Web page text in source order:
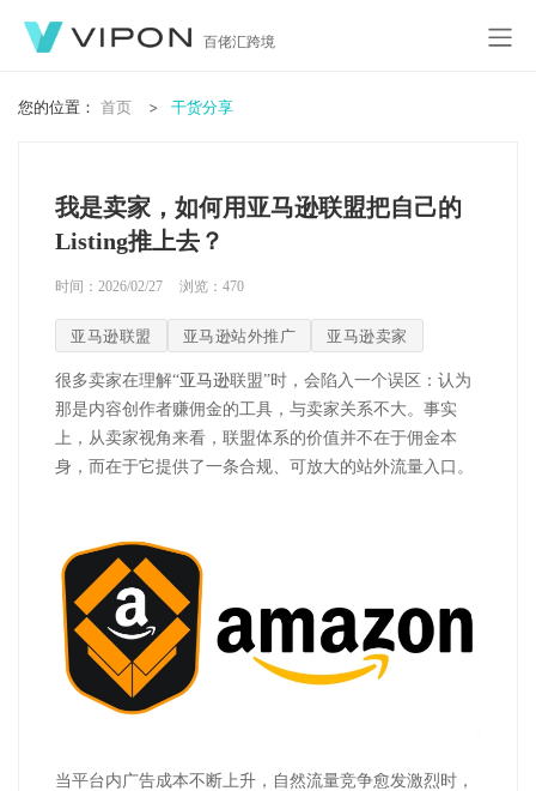
百佬汇跨境
您的位置： 首页 干货分享
我是卖家，如何用亚马逊联盟把自己的
Listing推上去？
时间：2026/02/27 浏览： 470
亚马逊联盟 亚马逊站外推广 亚马逊卖家
很多卖家在理解“亚马逊联盟”时，会陷入一个误区：认为
那是内容创作者赚佣金的工具，与卖家关系不大。事实
上，从卖家视角来看，联盟体系的价值并不在于佣金本
身，而在于它提供了一条合规、可放大的站外流量入口。
当平台内广告成本不断上升，自然流量竞争愈发激烈时，